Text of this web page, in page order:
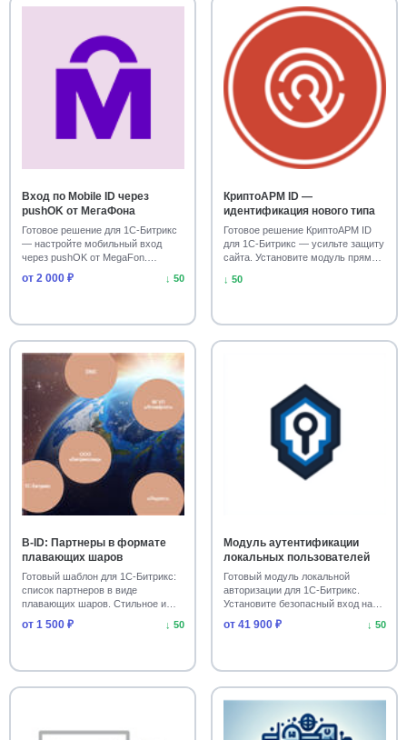
Вход по Mobile ID через
pushOK от МегаФона
Готовое решение для 1С-Битрикс
— настройте мобильный вход
через pushOK от MegaFon.
Установите модуль…
от 2 000 ₽ ↓ 50
КриптоАРМ ID —
идентификация нового типа
Готовое решение КриптоАРМ ID
для 1С-Битрикс — усильте защиту
сайта. Установите модуль прямо
↓ 50
B-ID: Партнеры в формате
плавающих шаров
Готовый шаблон для 1С-Битрикс:
список партнеров в виде
плавающих шаров. Стильное и
функциональное ре…
от 1 500 ₽ ↓ 50
Модуль аутентификации
локальных пользователей
Готовый модуль локальной
авторизации для 1С-Битрикс.
Установите безопасный вход на
сайт без капчи. О…
от 41 900 ₽ ↓ 50